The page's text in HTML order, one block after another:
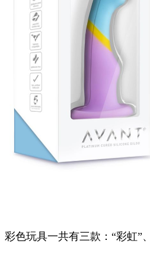
彩色玩具一共有三款：“彩虹”